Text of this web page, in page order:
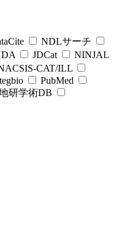
NDLサーチ
JDCat
NINJAL
CAT/ILL
PubMed
研学術DB